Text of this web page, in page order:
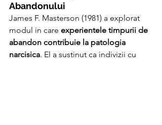
Abandonului
James F. Masterson (1981) a explorat
modul in care experientele timpurii de
abandon contribuie la patologia
narcisica. El a sustinut ca indivizii cu